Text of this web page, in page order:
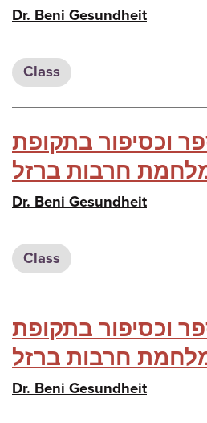
Dr. Beni Gesundheit
Class
וכסיפור בתקופת
Dr. Beni Gesundheit
Class
וכסיפור בתקופת
Dr. Beni Gesundheit